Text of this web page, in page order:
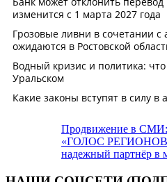
Продвижение в СМИ:
«ГОЛОС
надежный партнёр в